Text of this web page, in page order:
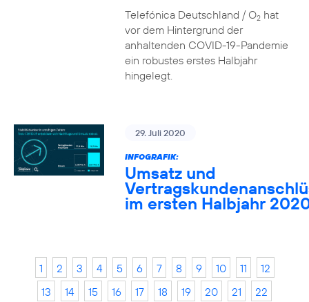
Telefónica Deutschland / O2hat
vor dem Hintergrund der
anhaltenden COVID-19-Pandemie
ein robustes erstes Halbjahr
hingelegt.
29. Juli 2020
INFOGRAFIK:
Umsatz und
im ersten Halbjahr
1 2 3 4 5 6 7 8 9 10 11
12
13
14 15 16 17 18 19 20 21
22